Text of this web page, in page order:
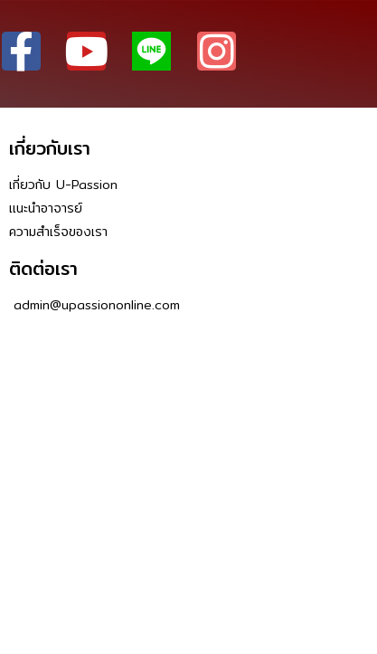
เกี่ยวกับเรา
เกี่ยวกับ U-Passion
แนะนำอาจารย์
ความสำเร็จของเรา
ติดต่อเรา
admin@upassiononline.com